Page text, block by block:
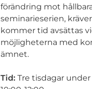
förändring mot
seminarieserien,
kommer tid avsättas
möjligheterna med
ämnet.
Tid: Tre tisdagar